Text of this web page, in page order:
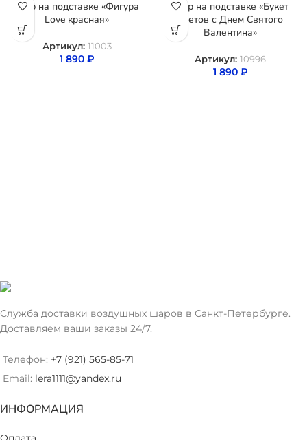
Шар на подставке «Фигура
Love красная»
Артикул: 11003
1 890 ₽
Шар на подставке «Букет
цветов с Днем Святого
Валентина»
Артикул: 10996
1 890 ₽
Служба доставки воздушных шаров в Санкт-Петербурге.
Доставляем ваши заказы 24/7.
Телефон: +7 (921) 565-85-71
Email: lera1111@yandex.ru
ИНФОРМАЦИЯ